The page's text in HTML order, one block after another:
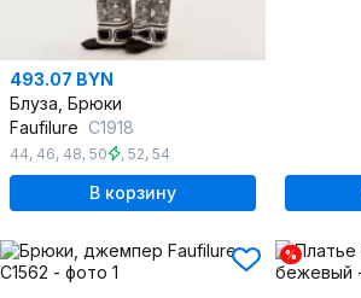
493.07 BYN
Блуза, Брюки
Faufilure C1918
44, 46, 48, 50 , 52, 54
В корзину
%